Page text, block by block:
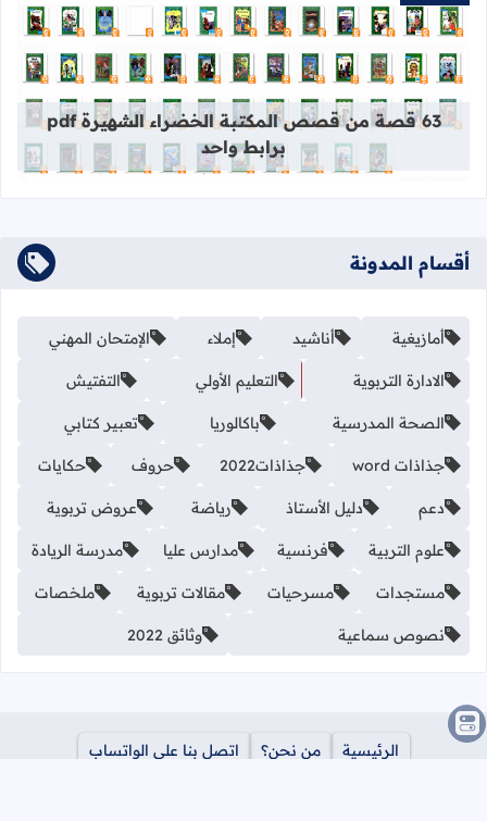
قراءة المزيد عن 63 قصة من قصص المكتبة الخضراء الشهيرة pdf برابط واحد
63 قصة من قصص المكتبة الخضراء الشهيرة pdf
برابط واحد
أقسام المدونة
أمازيغية أناشيد إملاء الإمتحان المهني
الادارة التربوية التعليم الأولي التفتيش
الصحة المدرسية باكالوريا تعبير كتابي
جذاذات word جذاذات2022 حروف حكايات
دعم دليل الأستاذ رياضة عروض تربوية
علوم التربية فرنسية مدارس عليا مدرسة الريادة
مستجدات مسرحيات مقالات تربوية ملخصات
نصوص سماعية وثائق 2022
الرئيسية من نحن؟
اتصل بنا على الواتساب